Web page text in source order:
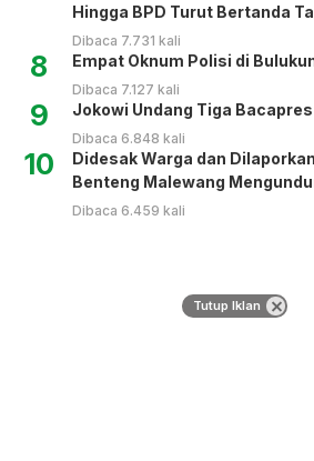
Hingga BPD Turut Bertanda
Dibaca 7.731 kali
8 Empat Oknum Polisi di
Dibaca 7.127 kali
9 Jokowi Undang Tiga
Dibaca 6.848 kali
10
Didesak Warga dan
Benteng Malewang
Dibaca 6.459 kali
Tutup Iklan